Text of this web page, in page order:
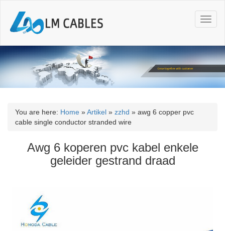
T
o
g
l
n
a
You are here: Home »Artikel » zzhd » awg 6 copper pvc
cable single conductor stranded wire
Awg 6 koperen pvc kabel enkele
geleider gestrand draad